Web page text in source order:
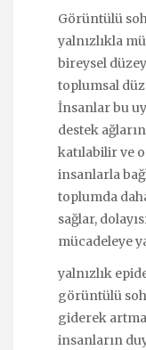
Görüntülü
yalnızlıkla
bireysel
toplumsal
İnsanlar bu
destek
katılabilir ve
insanlarla
toplumda
sağlar,
mücadeleye
yalnızlık
görüntülü
giderek
insanların